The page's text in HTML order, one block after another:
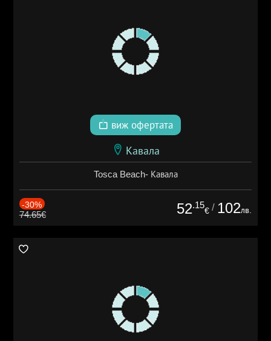
виж офертата
Кавала
Tosca Beach- Кавала
-30%
74.65€ 52.15
€ / 102лв.